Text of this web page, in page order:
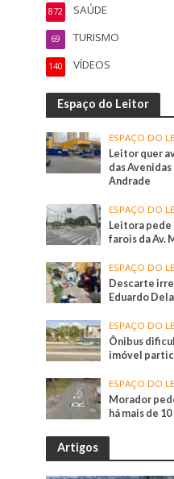
SAÚDE
872
TURISMO
69
VÍDEOS
140
Espaço do Leitor
ESPAÇO DO
Leitor quer
das
Andrade
ESPAÇO DO
Leitora pede
farois da Av.
ESPAÇO DO
Descarte
Eduardo
ESPAÇO DO
Ônibus
imóvel
ESPAÇO DO
Morador
há mais de
Artigos